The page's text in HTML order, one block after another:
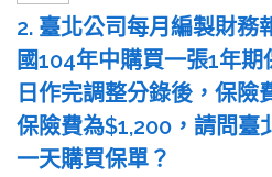
2. 臺北公司每月編製財務
國104年中購買一張1年期
日作完調整分錄後，保
保險費為$1,200，請問臺
一天購買保單？